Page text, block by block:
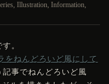
,Illustration,Information,
。
をねんどろいど風にして
記事でねんどろいど風